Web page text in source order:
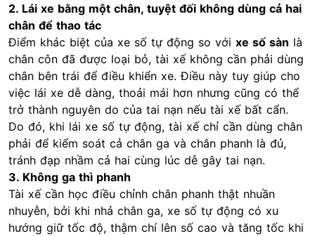
2. Lái xe bằng một chân, tuyệt đối không dùng cả hai
chân để thao tác
Điểm khác biệt của xe số tự động so với xe số sàn là
chân côn đã được loại bỏ, tài xế không cần phải dùng
chân bên trái để điều khiển xe. Điều này tuy giúp cho
việc lái xe dễ dàng, thoải mái hơn nhưng cũng có thể
trở thành nguyên do của tai nạn nếu tài xế bất cẩn.
Do đó, khi lái xe số tự động, tài xế chỉ cần dùng chân
phải để kiểm soát cả chân ga và chân phanh là đủ,
tránh đạp nhầm cả hai cùng lúc dễ gây tai nạn.
3. Không ga thì phanh
Tài xế cần học điều chỉnh chân phanh thật nhuần
nhuyễn, bởi khi nhả chân ga, xe số tự động có xu
hướng giữ tốc độ, thậm chí lên số cao và tăng tốc khi